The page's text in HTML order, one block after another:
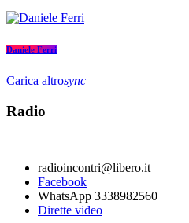
Daniele Ferri
Carica altrosync
Radio
radioincontri@libero.it
Facebook
WhatsApp 3338982560
Dirette video